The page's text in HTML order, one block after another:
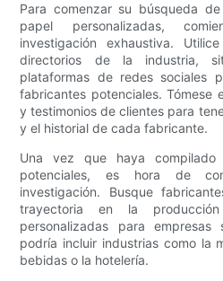
Para comenzar su búsqueda
papel personalizadas,
investigación exhaustiva.
directorios de la industria,
plataformas de redes sociales
fabricantes potenciales. Tómese
y testimonios de clientes para
y el historial de cada fabricante.
Una vez que haya
potenciales, es hora de
investigación. Busque
trayectoria en la
personalizadas para
podría incluir industrias como la
bebidas o la hotelería.